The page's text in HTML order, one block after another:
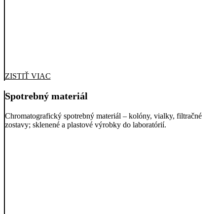
ZISTIŤ VIAC
Spotrebný materiál
Chromatografický spotrebný materiál – kolóny, vialky, filtračné
zostavy; sklenené a plastové výrobky do laboratórií.